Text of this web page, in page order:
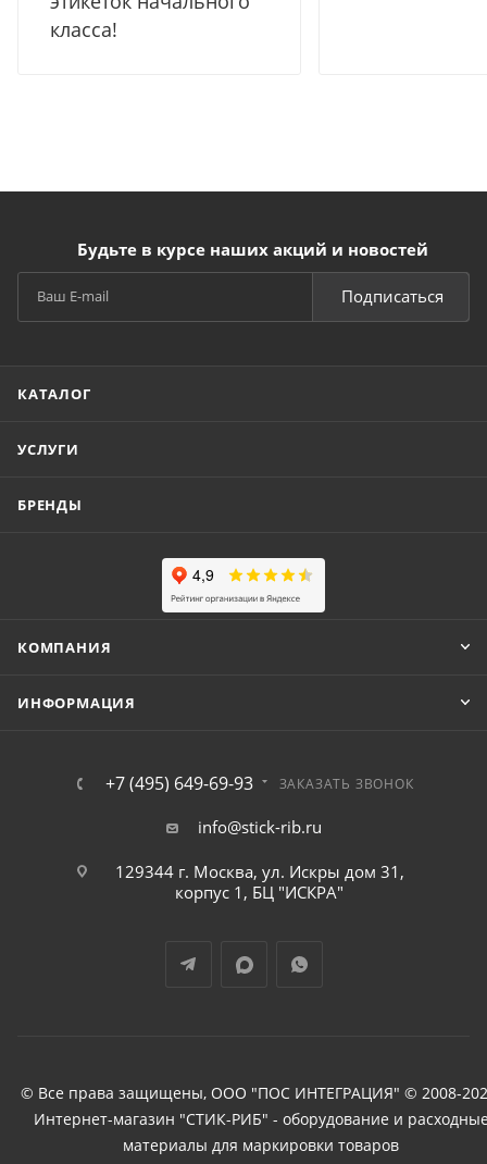
класса!
Будьте в курсе наших акций и новостей
Подписаться
КАТАЛОГ
УСЛУГИ
БРЕНДЫ
КОМПАНИЯ
ИНФОРМАЦИЯ
+7 (495) 649-69-93 ЗАКАЗАТЬ ЗВОНОК
info@stick-rib.ru
129344 г. Москва, ул. Искры дом 31,
корпус 1, БЦ "ИСКРА"
© Все права защищены, ООО "ПОС ИНТЕГРАЦИЯ" © 2008-
Интернет-магазин "СТИК-РИБ" - оборудование и
материалы для маркировки товаров